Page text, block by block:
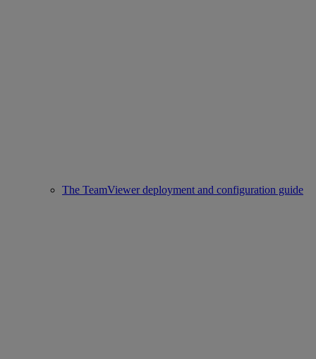
The TeamViewer deployment and configuration guide